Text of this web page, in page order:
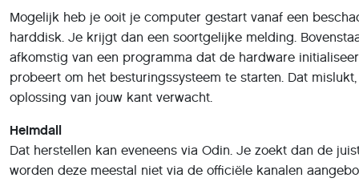
afkomstig van een programma dat de hardware
probeert om het besturingssysteem te starten. Dat
oplossing van jouw kant verwacht.
Heimdall
worden deze meestal niet via de officiële kanalen
zover ik kan nagaan nooit door Samsung vrijgegeven,
gevallen terechtkomt op allerlei vage websites.